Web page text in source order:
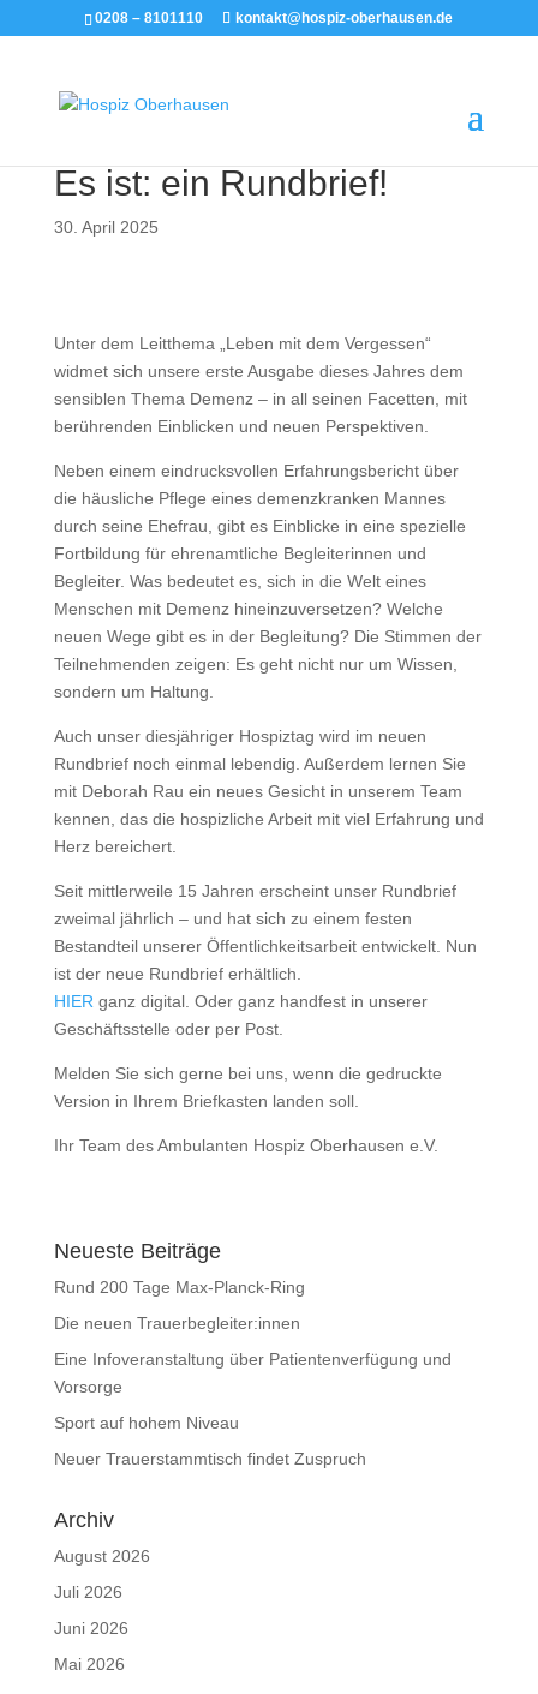
0208 – 8101110 kontakt@hospiz-oberhausen.de
Es ist: ein Rundbrief!
30. April 2025
Unter dem Leitthema „Leben mit dem Vergessen“
widmet sich unsere erste Ausgabe dieses Jahres dem
sensiblen Thema Demenz – in all seinen Facetten, mit
berührenden Einblicken und neuen Perspektiven.
Neben einem eindrucksvollen Erfahrungsbericht über
die häusliche Pflege eines demenzkranken Mannes
durch seine Ehefrau, gibt es Einblicke in eine spezielle
Fortbildung für ehrenamtliche Begleiterinnen und
Begleiter. Was bedeutet es, sich in die Welt eines
Menschen mit Demenz hineinzuversetzen? Welche
neuen Wege gibt es in der Begleitung? Die Stimmen der
Teilnehmenden zeigen: Es geht nicht nur um Wissen,
sondern um Haltung.
Auch unser diesjähriger Hospiztag wird im neuen
Rundbrief noch einmal lebendig. Außerdem lernen Sie
mit Deborah Rau ein neues Gesicht in unserem Team
kennen, das die hospizliche Arbeit mit viel Erfahrung und
Herz bereichert.
Seit mittlerweile 15 Jahren erscheint unser Rundbrief
zweimal jährlich – und hat sich zu einem festen
Bestandteil unserer Öffentlichkeitsarbeit entwickelt. Nun
ist der neue Rundbrief erhältlich.
HIER ganz digital. Oder ganz handfest in unserer
Geschäftsstelle oder per Post.
Melden Sie sich gerne bei uns, wenn die gedruckte
Version in Ihrem Briefkasten landen soll.
Ihr Team des Ambulanten Hospiz Oberhausen e.V.
Neueste Beiträge
Rund 200 Tage Max-Planck-Ring
Die neuen Trauerbegleiter:innen
Eine Infoveranstaltung über Patientenverfügung und
Vorsorge
Sport auf hohem Niveau
Neuer Trauerstammtisch findet Zuspruch
Archiv
August 2026
Juli 2026
Juni 2026
Mai 2026